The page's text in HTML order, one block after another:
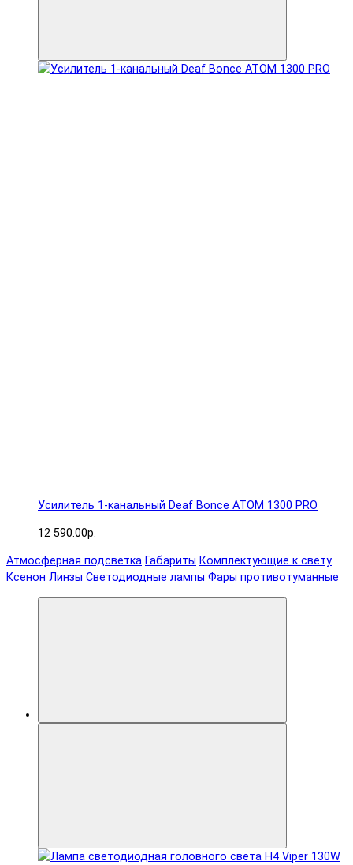
Усилитель 1-канальный Deaf Bonce ATOM 1300 PRO
12 590.00р.
Атмосферная подсветка Габариты Комплектующие к свету
Ксенон Линзы Светодиодные лампы Фары противотуманные